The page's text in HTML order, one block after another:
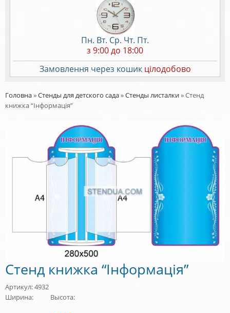
Пн. Вт. Ср. Чт. Пт.
з 9:00 до 18:00
Замовлення через кошик цілодобово
Головна»Стенды для детского сада»Стенды листалки»Стенд
книжка “Інформація”
Стенд книжка “Інформація”
Артикул: 4932
Ширина:
Высота: